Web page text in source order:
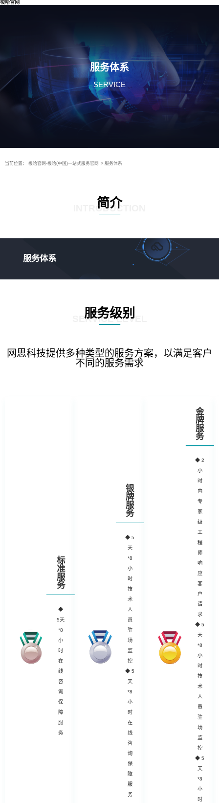
梭哈官网
服务体系
SERVICE
当前位置： 梭哈官网-梭哈(中国)一站式服务官网 > 服务体系
简介
INTRODUCTION
服务体系
服务级别
SERVICE LEVEL
网思科技提供多种类型的服务方案，以满足客户
不同的服务需求
标
准
服
务
◆
5天
*8
小
时
在
线
咨
询
保
障
服
务
银
牌
服
务
◆5
天
*8
小
时
技
术
人
员
驻
场
监
控
◆5
天
*8
小
时
在
线
咨
询
保
障
服
务
金
牌
服
务
◆2
小
时
内
专
家
级
工
程
师
响
应
客
户
请
求
◆ 5
天
*8
小
时
技
术
人
员
驻
场
监
控
◆5
天
*8
小
时